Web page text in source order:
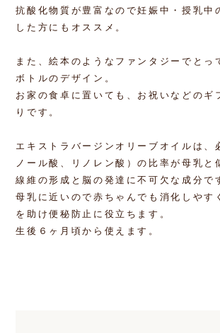
抗酸化物質が豊富なので妊娠中・授乳中
した方にもオススメ。
また、絵本のようなファンタジーでとっ
ボトルのデザイン。
お家の食卓に置いても、お祝いなどのギ
りです。
エキストラバージンオリーブオイルは、
ノール酸、リノレン酸）の比率が母乳と
線維の形成と脳の発達に不可欠な成分で
母乳に近いので赤ちゃんでも消化しやす
を助け便秘防止に役立ちます。
生後６ヶ月頃から使えます。